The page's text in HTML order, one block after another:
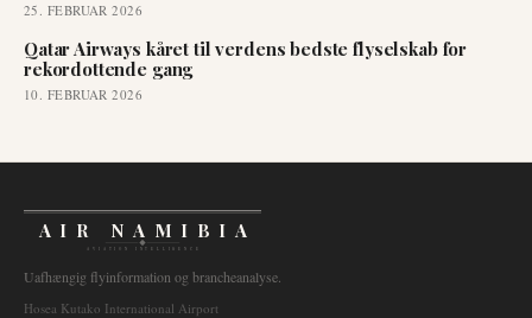
25. FEBRUAR 2026
Qatar Airways kåret til verdens bedste flyselskab for
rekordottende gang
10. FEBRUAR 2026
AIR NAMIBIA
AVIATION INTELLIGENCE
Uafhængig flyinformation og brancheanalyse.
Hosea Kutako International Airport